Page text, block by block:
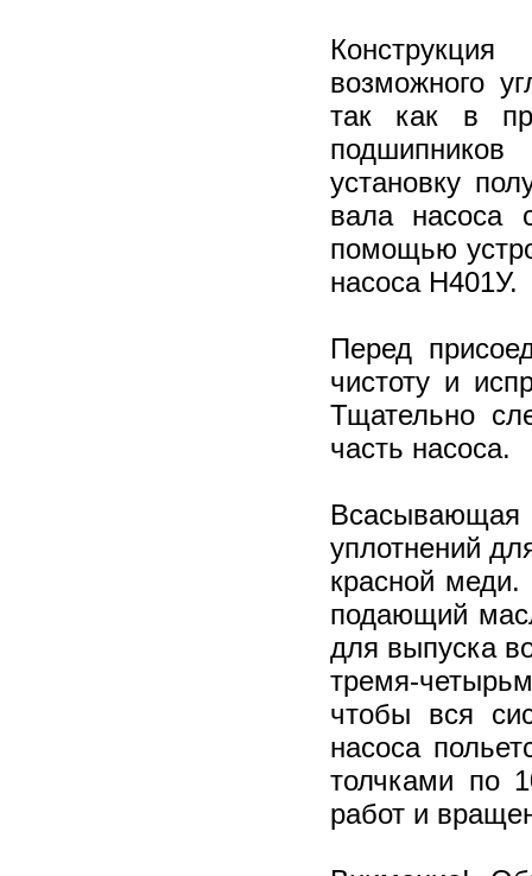
возможного
так как в
установку
вала насоса
помощью
насоса Н401У.
Перед
чистоту и
Тщательно
часть насоса.
уплотнений
красной
подающий
для выпуска
тремя-
чтобы вся
насоса
толчками по
работ и